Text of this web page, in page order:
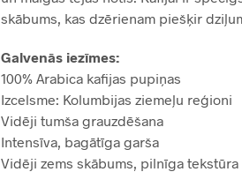
skābums, kas dzērienam piešķir
Galvenās iezīmes:
100% Arabica kafijas pupiņas
Izcelsme: Kolumbijas ziemeļu reģioni
Vidēji tumša grauzdēšana
Intensīva, bagātīga garša
Vidēji zems skābums, pilnīga tekstūra